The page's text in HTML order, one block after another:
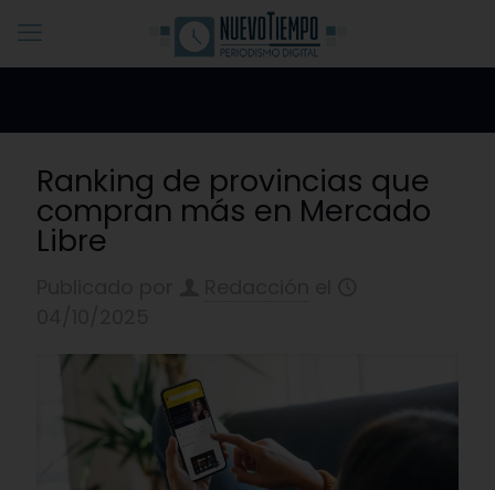
Ranking de provincias que
compran más en Mercado
Libre